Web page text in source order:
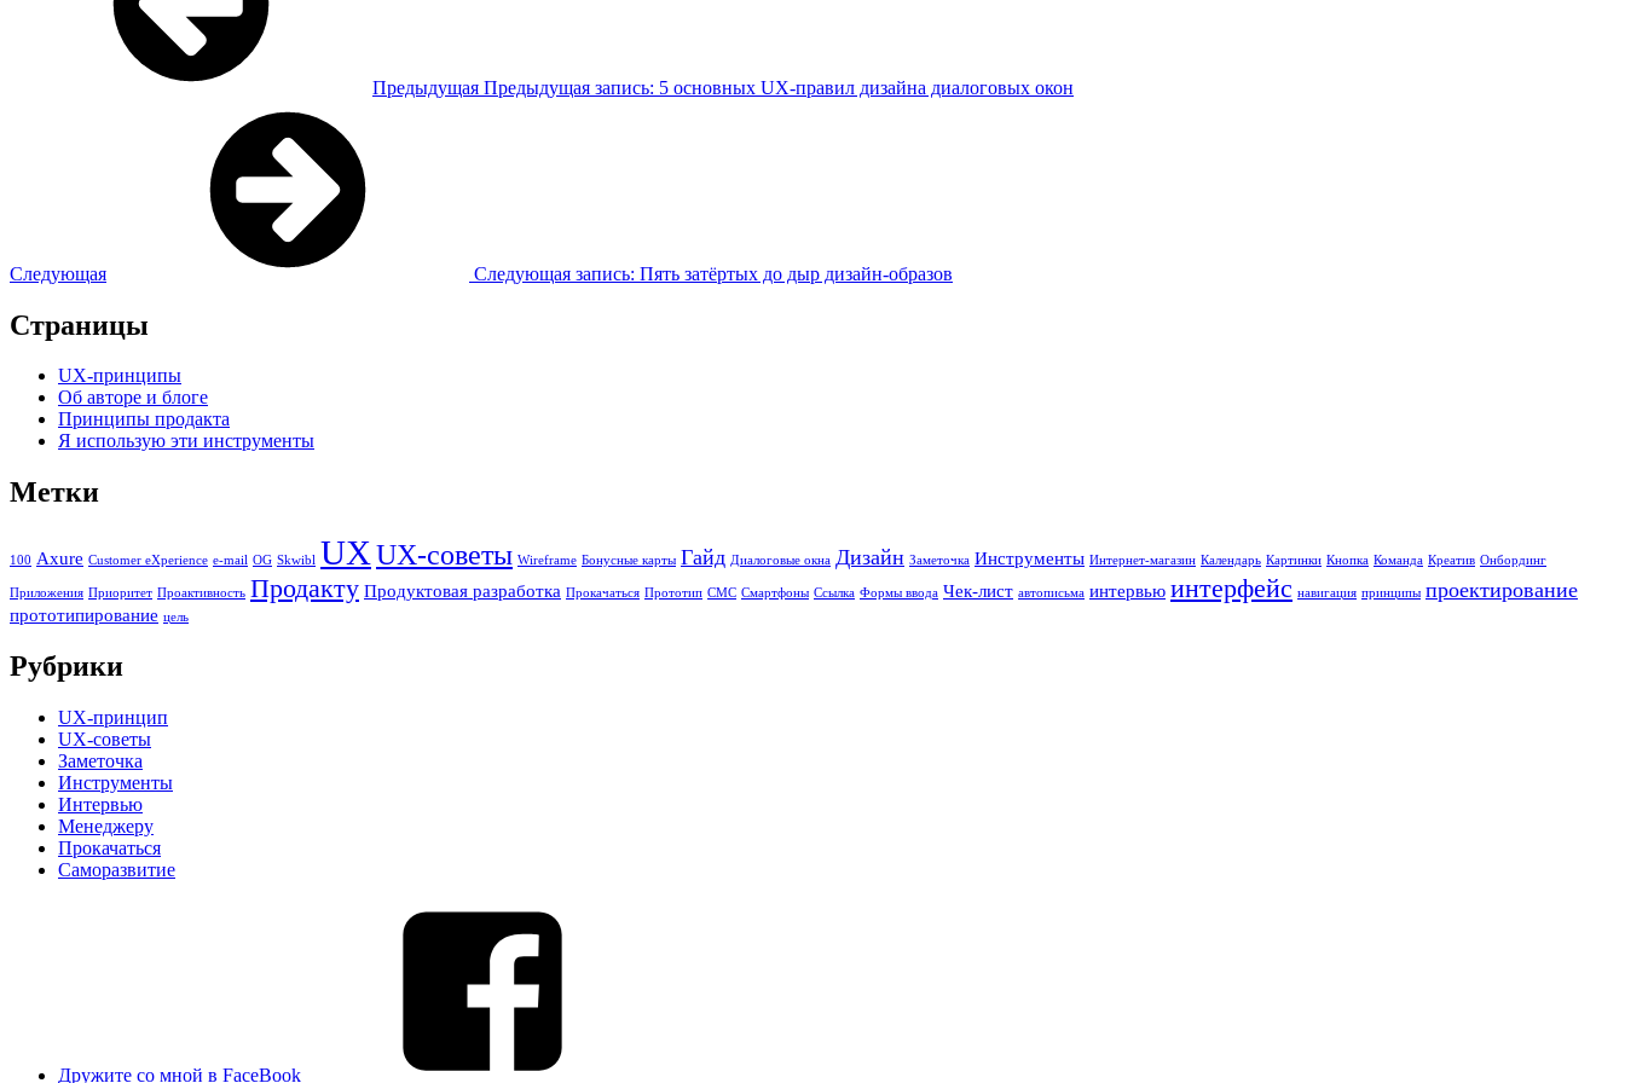
Предыдущая Предыдущая запись: 5 основных UX-правил дизайна диалоговых окон
Следующая Следующая запись: Пять затёртых до дыр дизайн-образов
Страницы
UX-принципы
Об авторе и блоге
Принципы продакта
Я использую эти инструменты
Метки
100 Axure Customer eXperience e-mail OG Skwibl UXUX-советы Wireframe Бонусные карты Гайд Диалоговые окна Дизайн Заметочка Инструменты Интернет-магазин Календарь Картинки Кнопка Команда Креатив Онбординг
Приложения Приоритет Проактивность Продакту Продуктовая разработка Прокачаться Прототип СМС Смартфоны Ссылка Формы ввода Чек-лист автописьма интервью интерфейс навигация принципы проектирование
прототипирование цель
Рубрики
UX-принцип
UX-советы
Заметочка
Инструменты
Интервью
Менеджеру
Прокачаться
Саморазвитие
Дружите со мной в FaceBook